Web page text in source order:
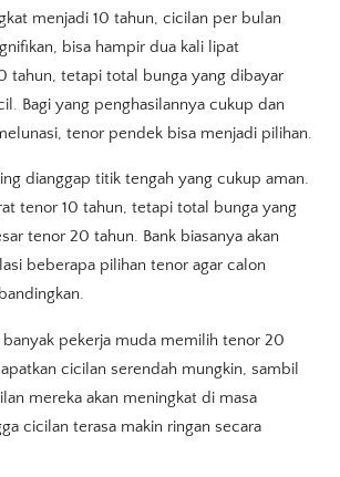
menjadi 10 tahun, cicilan per bulan
bisa hampir dua kali lipat
tahun, tetapi total bunga yang dibayar
Bagi yang penghasilannya cukup dan
tenor pendek bisa menjadi pilihan.
dianggap titik tengah yang cukup aman.
tenor 10 tahun, tetapi total bunga yang
tenor 20 tahun. Bank biasanya akan
beberapa pilihan tenor agar calon
pekerja muda memilih tenor 20
cicilan serendah mungkin, sambil
mereka akan meningkat di masa
cicilan terasa makin ringan secara